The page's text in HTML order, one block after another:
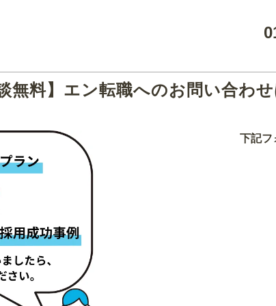
無料】エン転職へのお問い合わ
下記フ